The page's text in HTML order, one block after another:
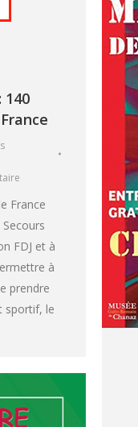
140
France
FDJ et à
à
prendre
sportif, le